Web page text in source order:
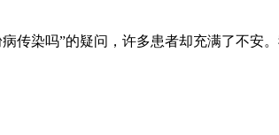
传染吗”的疑问，许多患者却充满了不安